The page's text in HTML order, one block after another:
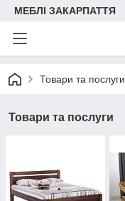
МЕБЛІ ЗАКАРПАТТЯ
Товари та послуги
Товари та послуги